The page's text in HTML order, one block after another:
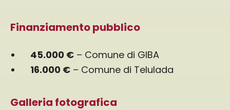
Finanziamento pubblico
45.000 € – Comune di GIBA
16.000 € – Comune di Telulada
Galleria fotografica